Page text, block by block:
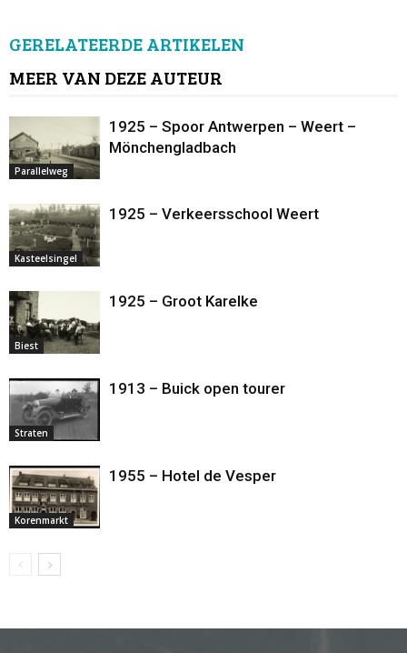
GERELATEERDE ARTIKELEN
MEER VAN DEZE AUTEUR
Parallelweg
1925 – Spoor Antwerpen – Weert –
Mönchengladbach
Kasteelsingel
1925 – Verkeersschool Weert
Biest
1925 – Groot Karelke
Straten
1913 – Buick open tourer
Korenmarkt
1955 – Hotel de Vesper